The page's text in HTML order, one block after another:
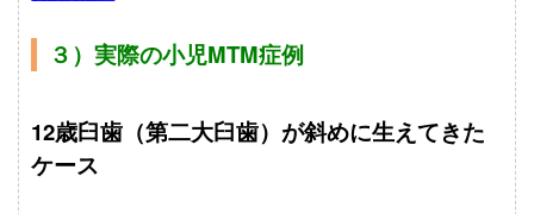
３）実際の小児MTM症例
12歳臼歯（第二大臼歯）が斜めに生えてきた
ケース